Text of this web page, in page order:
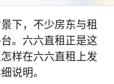
下，不少房东与租
。六六直租正是这
样在六六直租上发
说明。